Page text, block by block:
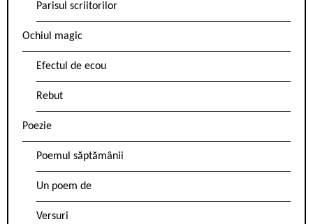
Parisul scriitorilor
Ochiul magic
Efectul de ecou
Rebut
Poezie
Poemul săptămânii
Un poem de
Versuri